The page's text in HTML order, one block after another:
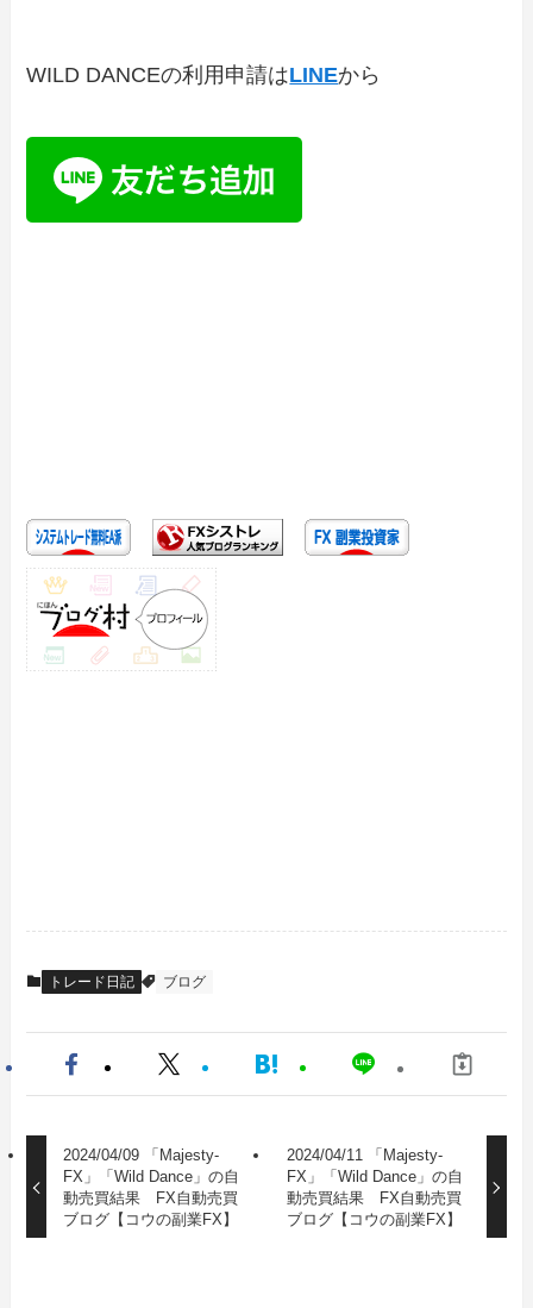
WILD DANCEの利用申請はLINEから
トレード日記 ブログ
2024/04/09 「Majesty-
FX」「Wild Dance」の自
動売買結果 FX自動売買
ブログ【コウの副業FX】
2024/04/11 「Majesty-
FX」「Wild Dance」の自
動売買結果 FX自動売買
ブログ【コウの副業FX】